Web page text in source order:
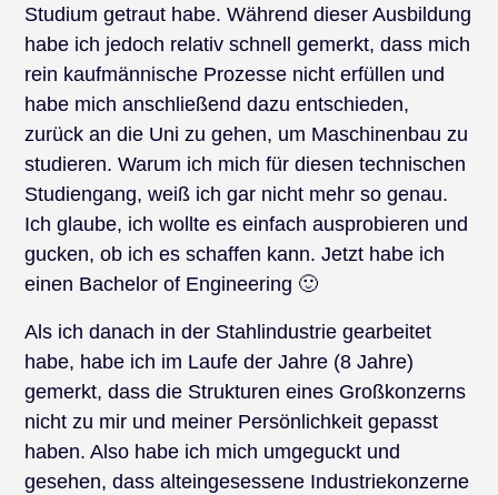
Studium getraut habe. Während dieser Ausbildung
habe ich jedoch relativ schnell gemerkt, dass mich
rein kaufmännische Prozesse nicht erfüllen und
habe mich anschließend dazu entschieden,
zurück an die Uni zu gehen, um Maschinenbau zu
studieren. Warum ich mich für diesen technischen
Studiengang, weiß ich gar nicht mehr so genau.
Ich glaube, ich wollte es einfach ausprobieren und
gucken, ob ich es schaffen kann. Jetzt habe ich
einen Bachelor of Engineering 🙂
Als ich danach in der Stahlindustrie gearbeitet
habe, habe ich im Laufe der Jahre (8 Jahre)
gemerkt, dass die Strukturen eines Großkonzerns
nicht zu mir und meiner Persönlichkeit gepasst
haben. Also habe ich mich umgeguckt und
gesehen, dass alteingesessene Industriekonzerne